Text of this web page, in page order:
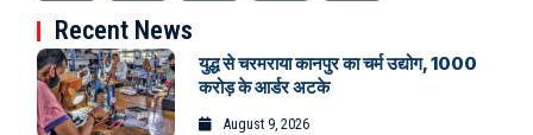
Recent News
युद्ध से चरमराया कानपुर का चर्म उद्योग, 1000
करोड़ के आर्डर अटके
August 9, 2026